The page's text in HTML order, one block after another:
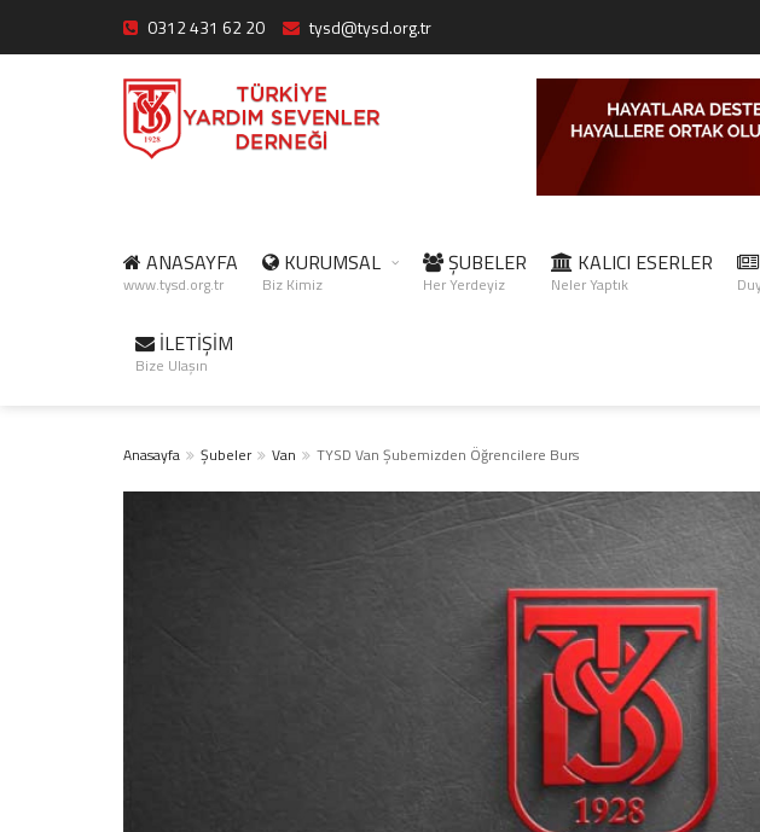
0312 431 62 20 tysd@tysd.org.tr
ANASAYFA
www.tysd.org.tr
KURUMSAL
Biz Kimiz
ŞUBELER
Her Yerdeyiz
KALICI ESERLER
Neler Yaptık
İLETİŞİM
Bize Ulaşın
Anasayfa Şubeler Van TYSD Van Şubemizden Öğrencilere Burs